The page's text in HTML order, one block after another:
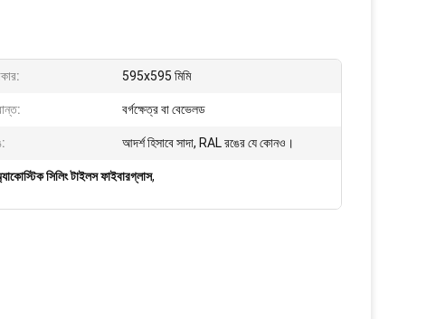
595x595 মিমি
বর্গক্ষেত্র বা বেভেলড
আদর্শ হিসাবে সাদা, RAL রঙের যে কোনও।
সিলিং টাইলস ফাইবারগ্লাস,